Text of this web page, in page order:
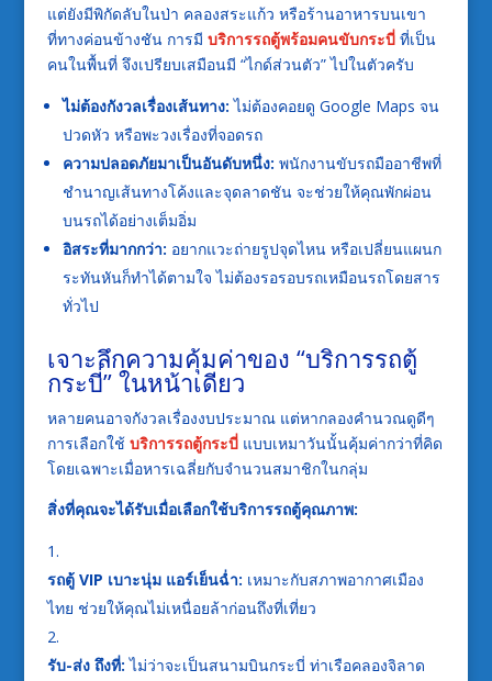
แต่ยังมีพิกัดลับในป่า คลองสระแก้ว หรือร้านอาหารบนเขา
ที่ทางค่อนข้างชัน การมี บริการรถตู้พร้อมคนขับกระบี่ที่เป็น
คนในพื้นที่ จึงเปรียบเสมือนมี “ไกด์ส่วนตัว” ไปในตัวครับ
ไม่ต้องกังวลเรื่องเส้นทาง: ไม่ต้องคอยดู Google Maps จน
ปวดหัว หรือพะวงเรื่องที่จอดรถ
ความปลอดภัยมาเป็นอันดับหนึ่ง: พนักงานขับรถมืออาชีพที่
ชำนาญเส้นทางโค้งและจุดลาดชัน จะช่วยให้คุณพักผ่อน
บนรถได้อย่างเต็มอิ่ม
อิสระที่มากกว่า: อยากแวะถ่ายรูปจุดไหน หรือเปลี่ยนแผนก
ระทันหันก็ทำได้ตามใจ ไม่ต้องรอรอบรถเหมือนรถโดยสาร
ทั่วไป
เจาะลึกความคุ้มค่าของ “บริการรถตู้
กระบี่” ในหน้าเดียว
หลายคนอาจกังวลเรื่องงบประมาณ แต่หากลองคำนวณดูดีๆ
การเลือกใช้ บริการรถตู้กระบี่แบบเหมาวันนั้นคุ้มค่ากว่าที่คิด
โดยเฉพาะเมื่อหารเฉลี่ยกับจำนวนสมาชิกในกลุ่ม
สิ่งที่คุณจะได้รับเมื่อเลือกใช้บริการรถตู้คุณภาพ:
รถตู้ VIP เบาะนุ่ม แอร์เย็นฉ่ำ: เหมาะกับสภาพอากาศเมือง
ไทย ช่วยให้คุณไม่เหนื่อยล้าก่อนถึงที่เที่ยว
รับ-ส่ง ถึงที่: ไม่ว่าจะเป็นสนามบินกระบี่ ท่าเรือคลองจิลาด